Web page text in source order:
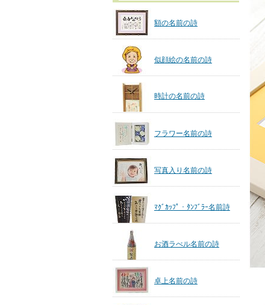
額の名前の詩
似顔絵の名前の詩
時計の名前の詩
フラワー名前の詩
写真入り名前の詩
ﾏｸﾞｶｯﾌﾟ・ﾀﾝﾌﾞﾗｰ名前詩
お酒ラべル名前の詩
卓上名前の詩